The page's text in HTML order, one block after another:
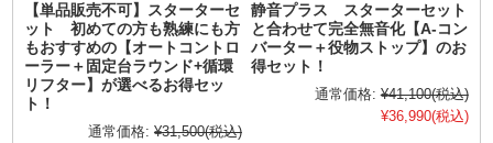
【単品販売不可】スターターセ
ット 初めての方も熟練にも方
もおすすめの【オートコントロ
ーラー＋固定台ラウンド+循環
リフター】が選べるお得セッ
ト！
通常価格: ¥31,500(税込)
静音プラス スターターセット
と合わせて完全無音化【A-コン
バーター＋役物ストップ】のお
得セット！
通常価格: ¥41,100(税込)
¥36,990(税込)